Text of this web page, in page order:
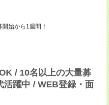
始から1週間！
/ 10名以上の大量募
活躍中 / WEB登録・面